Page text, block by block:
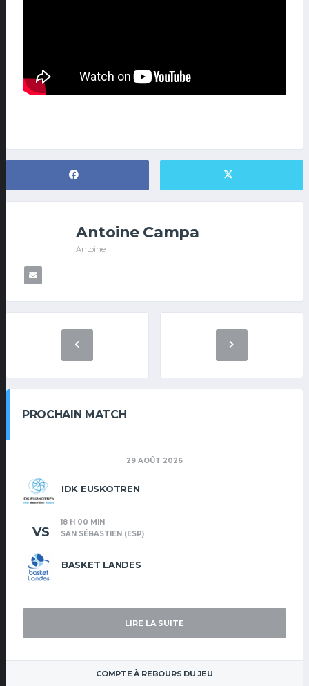
Antoine Campa
Antoine
PROCHAIN MATCH
29 AOÛT 2026
IDK EUSKOTREN
BASKET LANDES
VS
18 H 00 MIN
SAN SÉBASTIEN (ESP)
LIRE LA SUITE
COMPTE À REBOURS DU JEU